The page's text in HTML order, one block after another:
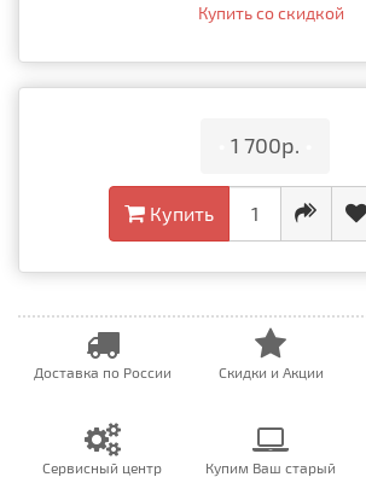
Купить со скидкой
1 700р.
Купить
Доставка по России Скидки и Акции
Сервисный центр
Купим Ваш старый